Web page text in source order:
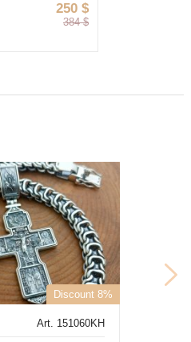
250 $
384 $
Discount 8%
Art. 151060KH